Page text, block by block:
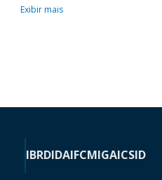
Exibir mais
IBRDIDAIFCMIGAICSID